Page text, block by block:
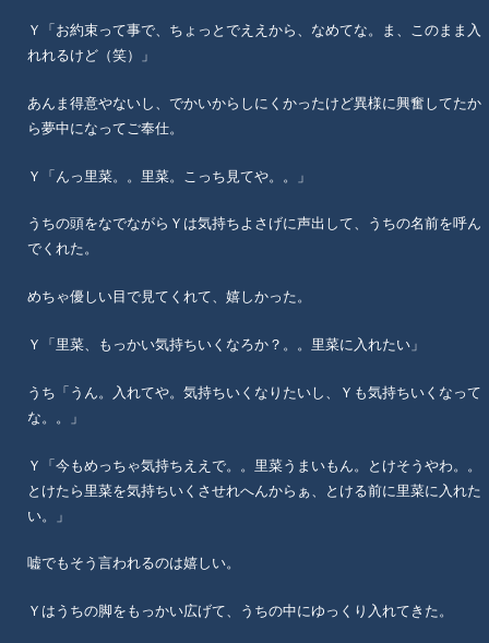
Ｙ「お約束って事で、ちょっとでええから、なめてな。ま、このまま入
れれるけど（笑）」
あんま得意やないし、でかいからしにくかったけど異様に興奮してたか
ら夢中になってご奉仕。
Ｙ「んっ里菜。。里菜。こっち見てや。。」
うちの頭をなでながらＹは気持ちよさげに声出して、うちの名前を呼ん
でくれた。
めちゃ優しい目で見てくれて、嬉しかった。
Ｙ「里菜、もっかい気持ちいくなろか？。。里菜に入れたい」
うち「うん。入れてや。気持ちいくなりたいし、Ｙも気持ちいくなって
な。。」
Ｙ「今もめっちゃ気持ちええで。。里菜うまいもん。とけそうやわ。。
とけたら里菜を気持ちいくさせれへんからぁ、とける前に里菜に入れた
い。」
嘘でもそう言われるのは嬉しい。
Ｙはうちの脚をもっかい広げて、うちの中にゆっくり入れてきた。